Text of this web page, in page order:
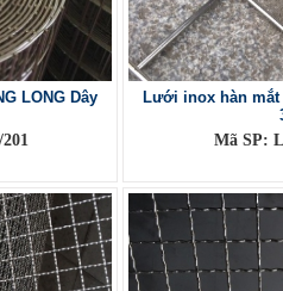
LONG Dây
Lưới inox hàn mắt
Mã SP: